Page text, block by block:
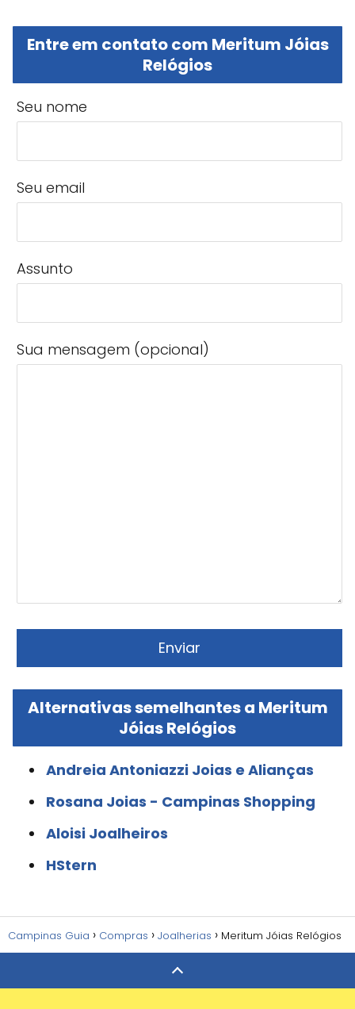
Entre em contato com Meritum Jóias
Relógios
Seu nome
Seu email
Assunto
Sua mensagem (opcional)
Alternativas semelhantes a Meritum
Jóias Relógios
Andreia Antoniazzi Joias e Alianças
Rosana Joias - Campinas Shopping
Aloisi Joalheiros
HStern
Campinas Guia Compras Joalherias Meritum Jóias Relógios